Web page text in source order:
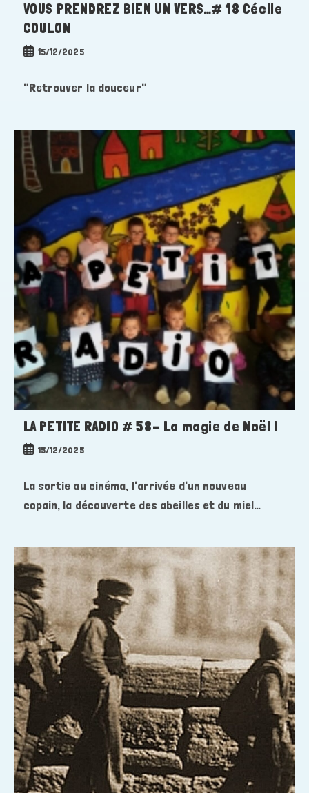
VOUS PRENDREZ BIEN UN VERS…# 18 Cécile
COULON
Publication
15/12/2025
"Retrouver la douceur"
LA PETITE RADIO # 58- La magie de Noël !
Publication
15/12/2025
La sortie au cinéma, l'arrivée d'un nouveau
copain, la découverte des abeilles et du miel…